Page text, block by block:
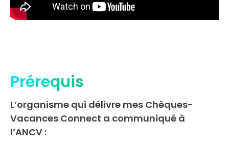
Prérequis
L’organisme qui délivre mes Chèques-
Vacances Connect a communiqué à
l’ANCV :